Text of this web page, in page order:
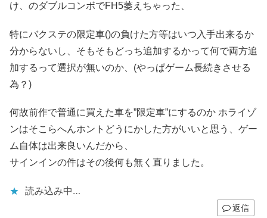
け、のダブルコンボでFH5萎えちゃった、
特にバクステの限定車()の負けた方等はいつ入手出来るか
分からないし、そもそもどっち追加するかって何で両方追
加するって選択が無いのか、(やっぱゲーム長続きさせる
為？)
何故前作で普通に買えた車を”限定車”にするのか ホライゾ
ンはそこらへんホントどうにかした方がいいと思う、ゲー
ム自体は出来良いんだから、
サインインの件はその後何も無く直りました。
読み込み中…
返信